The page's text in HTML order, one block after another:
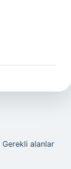
Gerekli alanlar